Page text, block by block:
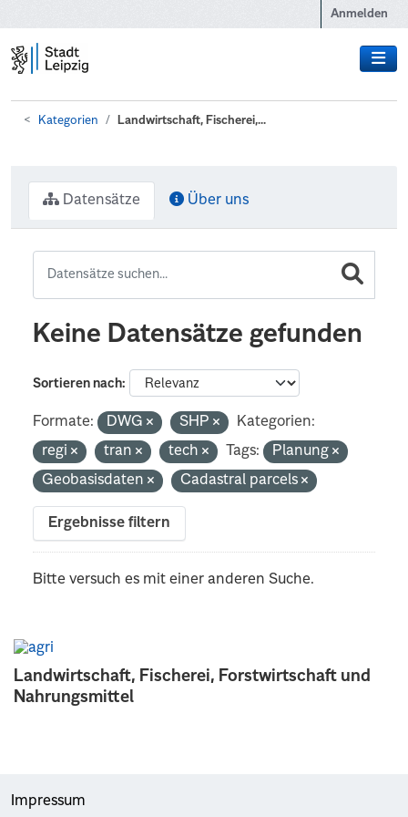
Anmelden
Kategorien Landwirtschaft, Fischerei,...
Landwirtschaft, Fischerei, Forstwirtschaft und
Nahrungsmittel
Datensätze Über uns
Keine Datensätze gefunden
Sortieren nach
Formate: DWG SHP
Kategorien:
regi
tran tech Tags:
Planung
Geobasisdaten
Cadastral parcels
Ergebnisse filtern
Bitte versuch es mit einer anderen Suche.
Impressum